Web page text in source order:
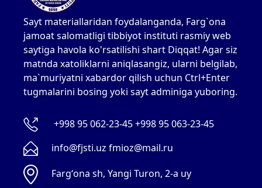
Sayt materiallaridan foydalanganda, Farg`ona
jamoat salomatligi tibbiyot instituti rasmiy web
saytiga havola ko'rsatilishi shart Diqqat! Agar siz
matnda xatoliklarni aniqlasangiz, ularni belgilab,
ma`muriyatni xabardor qilish uchun Ctrl+Enter
tugmalarini bosing yoki sayt adminiga yuboring.
+998 95 062-23-45 +998 95 063-23-45
info@fjsti.uz fmioz@mail.ru
Fargʻona sh, Yangi Turon, 2-a uy